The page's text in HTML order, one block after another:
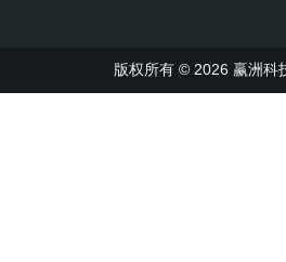
版权所有 © 2026 赢洲